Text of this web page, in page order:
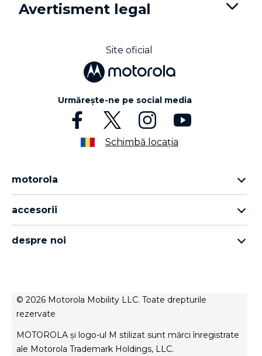
Avertisment legal
Site oficial
Urmărește-ne pe social media
Schimbă locația
motorola
motorola g family
accesorii
despre noi
conditions of sale
termenii de utilizare
Website Privacy
inovație
© 2026 Motorola Mobility LLC. Toate drepturile
rezervate
MOTOROLA și logo-ul M stilizat sunt mărci înregistrate
ale Motorola Trademark Holdings, LLC.